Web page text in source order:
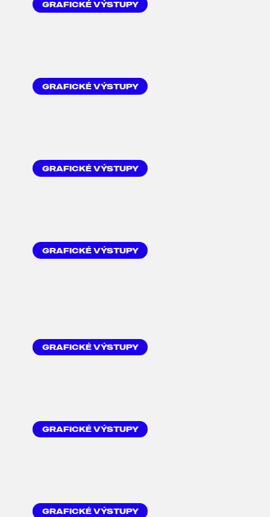
GRAFICKÉ VÝSTUPY
GRAFICKÉ VÝSTUPY
GRAFICKÉ VÝSTUPY
GRAFICKÉ VÝSTUPY
GRAFICKÉ VÝSTUPY
GRAFICKÉ VÝSTUPY
GRAFICKÉ VÝSTUPY